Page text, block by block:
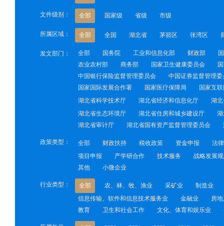
文件级别： 全部 国家级 省级 市级
所属区域： 全部 全国 湖北省 茅箭区 张湾区
发文部门： 全部 国务院 工业和信息化部 财政部
农业农村部
商务部 国家卫生健康委员会
中国银行保险监督管理委员会
中国证券监督管理委
国家国际发展合作署
国家医疗保障局
国家互
湖北省科学技术厅
湖北省经济和信息化厅
湖
湖北省生态环境厅
湖北省住房和城乡建设厅
湖北省审计厅
湖北省国有资产监督管理委员会
政策类型： 全部 财政扶持 税收政策 资金申报
法
项目申报
产学研合作 技术服务
战略发展
其他
小微企业
行业类型： 全部 农、林、牧、渔业 采矿业
制造业
信息传输、软件和信息技术服务业
金融业
房
教育
卫生和社会工作 文化、体育和娱乐业